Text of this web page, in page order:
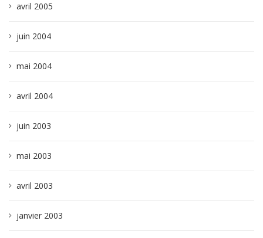
avril 2005
juin 2004
mai 2004
avril 2004
juin 2003
mai 2003
avril 2003
janvier 2003